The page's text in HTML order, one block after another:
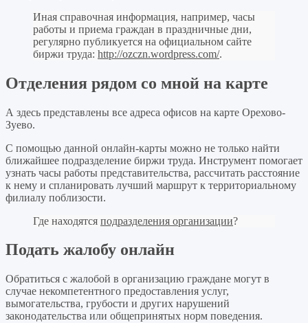
Иная справочная информация, например, часы
работы и приема граждан в праздничные дни,
регулярно публикуется на официальном сайте
биржи труда: http://ozczn.wordpress.com/.
Отделения рядом со мной на карте
А здесь представлены все адреса офисов на карте Орехово-
Зуево.
С помощью данной онлайн-карты можно не только найти
ближайшее подразделение биржи труда. Инструмент помогает
узнать часы работы представительства, рассчитать расстояние
к нему и спланировать лучший маршрут к территориальному
филиалу поблизости.
Где находятся подразделения организации?
Подать жалобу онлайн
Обратиться с жалобой в организацию граждане могут в
случае некомпетентного предоставления услуг,
вымогательства, грубости и других нарушений
законодательства или общепринятых норм поведения.